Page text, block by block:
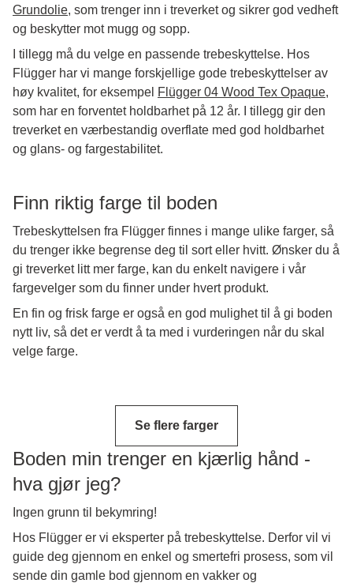
Grundolie, som trenger inn i treverket og sikrer god vedheft
og beskytter mot mugg og sopp.
I tillegg må du velge en passende trebeskyttelse. Hos
Flügger har vi mange forskjellige gode trebeskyttelser av
høy kvalitet, for eksempel Flügger 04 Wood Tex Opaque,
som har en forventet holdbarhet på 12 år. I tillegg gir den
treverket en værbestandig overflate med god holdbarhet
og glans- og fargestabilitet.
Finn riktig farge til boden
Trebeskyttelsen fra Flügger finnes i mange ulike farger, så
du trenger ikke begrense deg til sort eller hvitt. Ønsker du å
gi treverket litt mer farge, kan du enkelt navigere i vår
fargevelger som du finner under hvert produkt.
En fin og frisk farge er også en god mulighet til å gi boden
nytt liv, så det er verdt å ta med i vurderingen når du skal
velge farge.
Se flere farger
Boden min trenger en kjærlig hånd -
hva gjør jeg?
Ingen grunn til bekymring!
Hos Flügger er vi eksperter på trebeskyttelse. Derfor vil vi
guide deg gjennom en enkel og smertefri prosess, som vil
sende din gamle bod gjennom en vakker og